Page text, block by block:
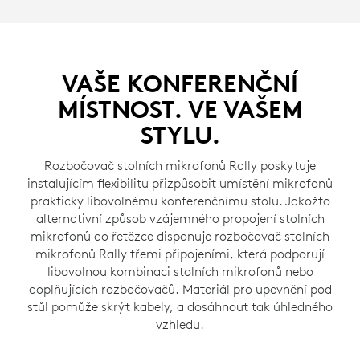
VAŠE KONFERENČNÍ
MÍSTNOST. VE VAŠEM
STYLU.
Rozbočovač stolních mikrofonů Rally poskytuje
instalujícím flexibilitu přizpůsobit umístění mikrofonů
prakticky libovolnému konferenčnímu stolu. Jakožto
alternativní způsob vzájemného propojení stolních
mikrofonů do řetězce disponuje rozbočovač stolních
mikrofonů Rally třemi připojeními, která podporují
libovolnou kombinaci stolních mikrofonů nebo
doplňujících rozbočovačů. Materiál pro upevnění pod
stůl pomůže skrýt kabely, a dosáhnout tak úhledného
vzhledu.